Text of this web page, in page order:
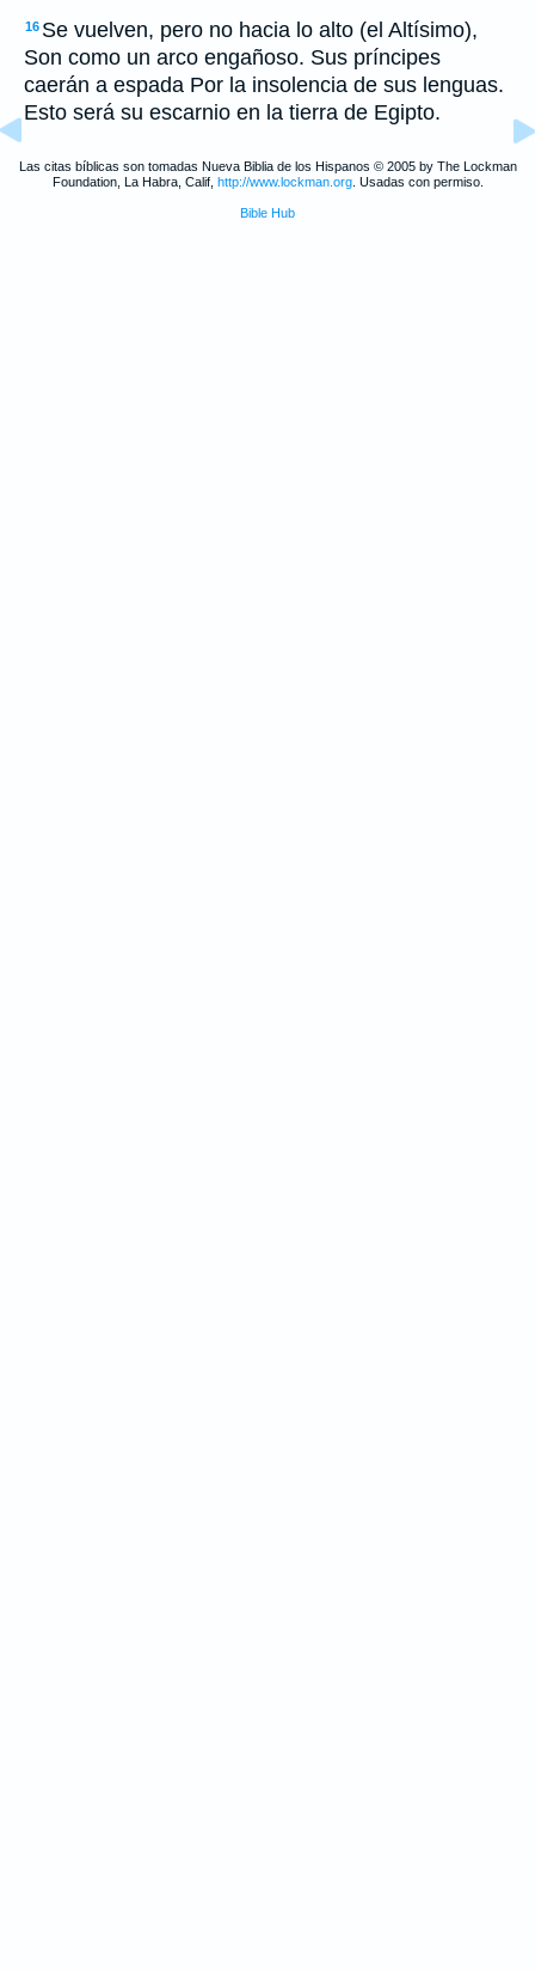
16 Se vuelven, pero no hacia lo alto (el Altísimo),
Son como un arco engañoso. Sus príncipes
caerán a espada Por la insolencia de sus lenguas.
Esto será su escarnio en la tierra de Egipto.
Las citas bíblicas son tomadas Nueva Biblia de los Hispanos © 2005 by The Lockman
Foundation, La Habra, Calif, http://www.lockman.org. Usadas con permiso.
Bible Hub